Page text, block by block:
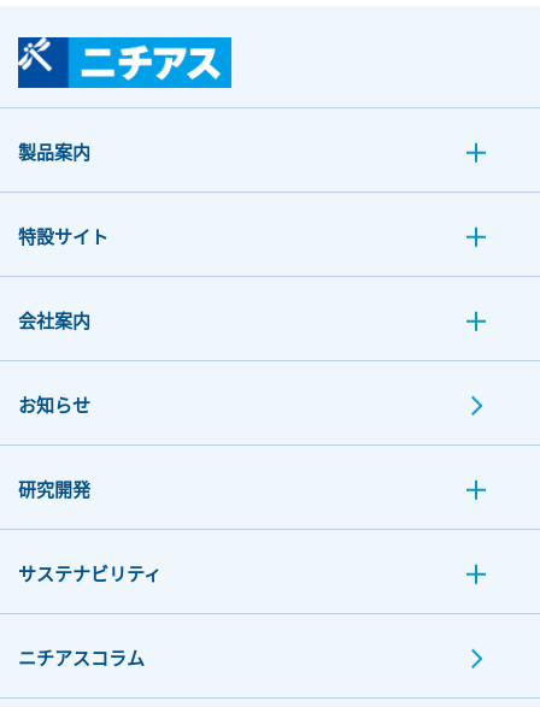
製品案内
特設サイト
会社案内
お知らせ
研究開発
サステナビリティ
ニチアスコラム